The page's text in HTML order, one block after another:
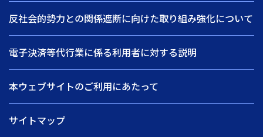
反社会的勢力との関係遮断に向けた取り組み強化について
電子決済等代行業に係る利用者に対する説明
本ウェブサイトのご利用にあたって
サイトマップ